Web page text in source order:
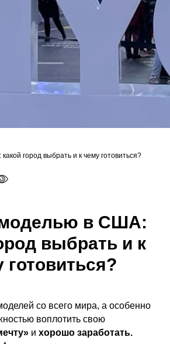
город выбрать и к чему готовиться?
моделью в США:
выбрать и к
готовиться?
со всего мира, а особенно
воплотить свою
и хорошо заработать.